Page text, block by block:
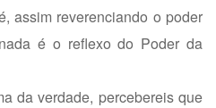
assim reverenciando o poder
é o reflexo do Poder da
da verdade, percebereis que